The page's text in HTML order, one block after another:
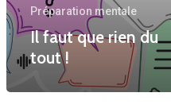
Préparation mentale
Il faut que rien du
tout !